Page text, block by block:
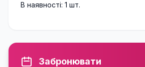
В наявності: 1 шт.
Забронювати